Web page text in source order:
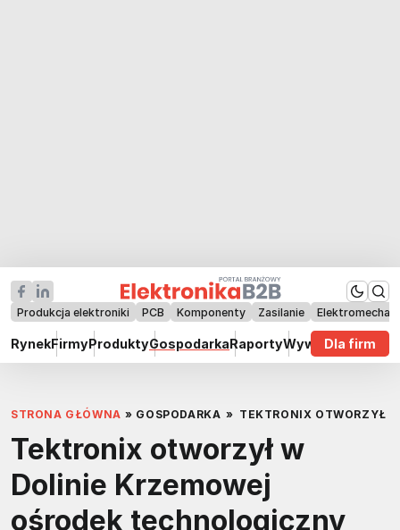
Produkcja elektroniki PCB Komponenty Zasilanie
RynekFirmyProduktyGospodarkaRaportyWywiadyDla firm
STRONA GŁÓWNA » GOSPODARKA » TEKTRONIX OTWORZYŁ
Tektronix otworzył w
Dolinie Krzemowej
ośrodek technologiczny